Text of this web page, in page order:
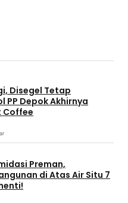
Disegel Tetap
PP Depok Akhirnya
Coffee
Preman,
di Atas Air Situ 7